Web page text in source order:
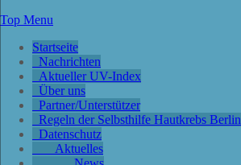
Top Menu
Startseite
Nachrichten
Aktueller UV-Index
Über uns
Partner/Unterstützer
Regeln der Selbsthilfe Hautkrebs Berlin
Datenschutz
Aktuelles